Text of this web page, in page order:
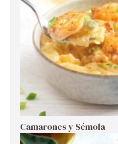
Camarones y Sémola